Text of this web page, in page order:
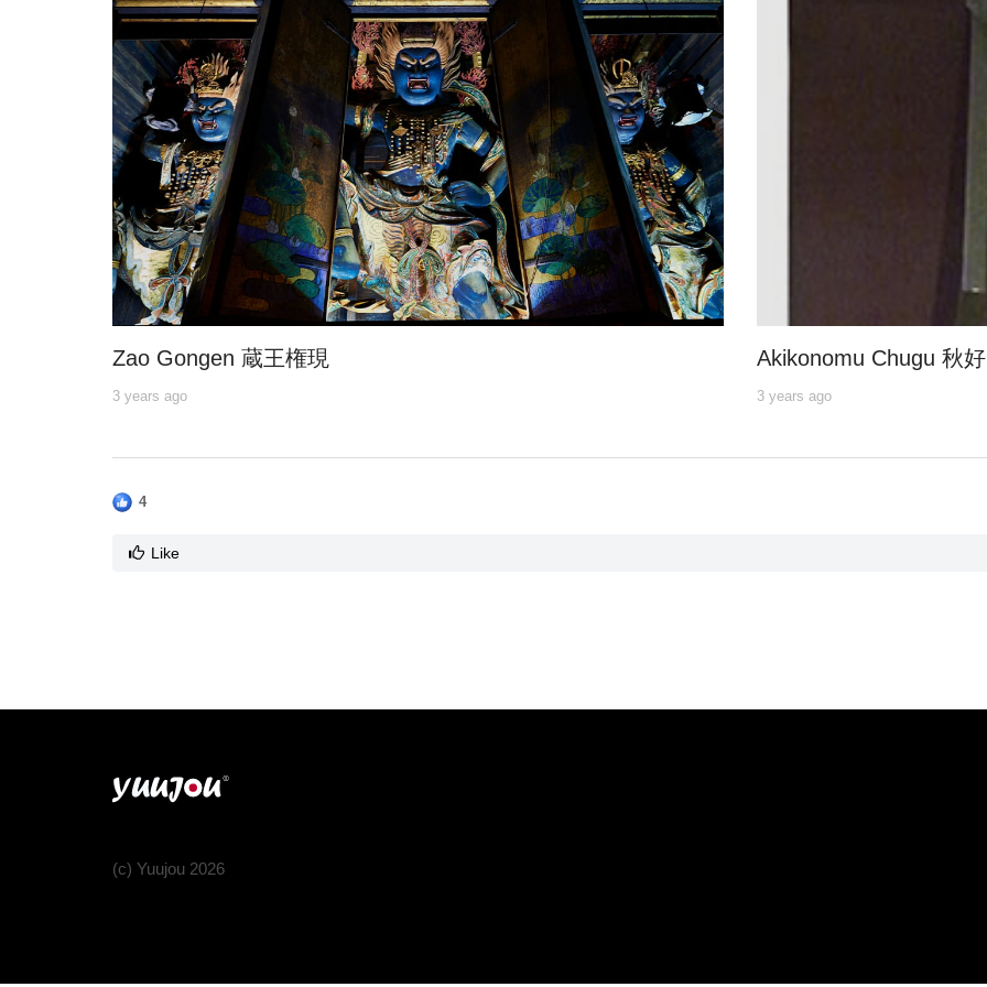
Zao Gongen 蔵王権現
3 years ago
Akikonomu Chugu 秋
3 years ago
4
Like
(c) Yuujou 2026